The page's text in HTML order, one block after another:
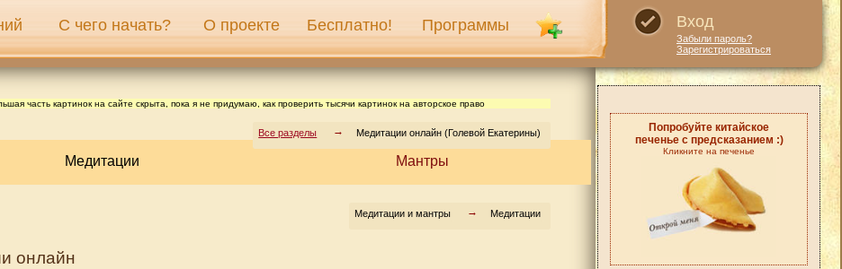
С чего начать? О проекте Бесплатно! Программы Вход
Забыли пароль?
Зарегистрироваться
часть картинок на сайте скрыта, пока я не придумаю, как проверить тысячи картинок на авторское право
Все разделы Медитации онлайн (Голевой Екатерины)
Медитации Мантры
Медитации и мантры Медитации
онлайн
Попробуйте китайское
печенье с предсказанием :)
Кликните на печенье